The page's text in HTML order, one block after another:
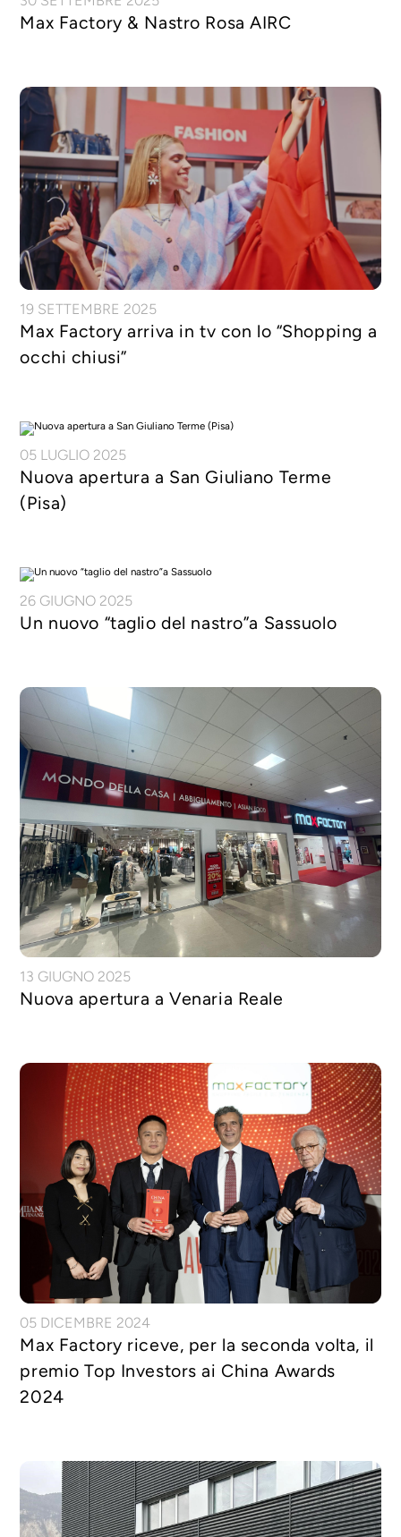
Max Factory & Nastro Rosa AIRC
19 SETTEMBRE 2025
Max Factory arriva in tv con lo “Shopping a
occhi chiusi”
05 LUGLIO 2025
Nuova apertura a San Giuliano Terme
(Pisa)
26 GIUGNO 2025
Un nuovo “taglio del nastro”a Sassuolo
13 GIUGNO 2025
Nuova apertura a Venaria Reale
05 DICEMBRE 2024
Max Factory riceve, per la seconda volta, il
premio Top Investors ai China Awards
2024